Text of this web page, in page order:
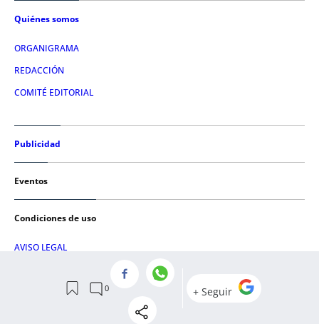
Quiénes somos
ORGANIGRAMA
REDACCIÓN
COMITÉ EDITORIAL
Publicidad
Eventos
Condiciones de uso
AVISO LEGAL
POLÍTICA DE COOKIES